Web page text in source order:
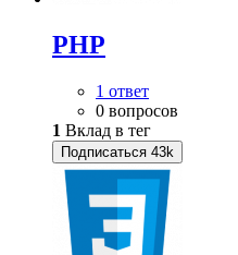
PHP
1 ответ
0 вопросов
1 Вклад в тег
Подписаться 43k